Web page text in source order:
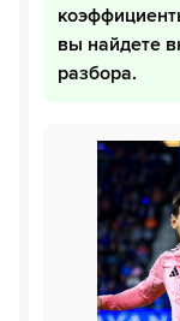
вы найдете
разбора.